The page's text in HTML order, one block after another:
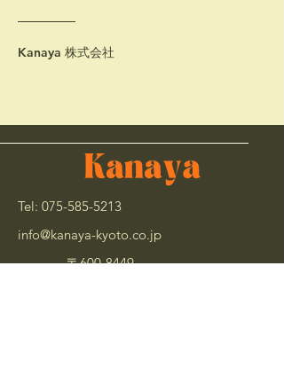
Kanaya 株式会社
Tel: 075-585-5213
info@kanaya-kyoto.co.jp
〒600-8449